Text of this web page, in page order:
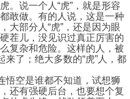
说一个人“虎”，就是形容
敢做。有的人说，这是一种
大部分人“虎”，还是因为眼
茬儿，没见识过真正厉害的
复杂和危险。这样的人，被
来了；绝大多数的“虎”人，都
空是谁都不知道，试想狮
还有强硬后台，也要想个复